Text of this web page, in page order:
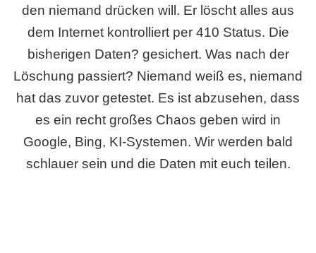
den niemand drücken will. Er löscht alles aus
dem Internet kontrolliert per 410 Status. Die
bisherigen Daten? gesichert. Was nach der
Löschung passiert? Niemand weiß es, niemand
hat das zuvor getestet. Es ist abzusehen, dass
es ein recht großes Chaos geben wird in
Google, Bing, KI-Systemen. Wir werden bald
schlauer sein und die Daten mit euch teilen.